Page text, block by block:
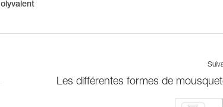
Les différentes formes de